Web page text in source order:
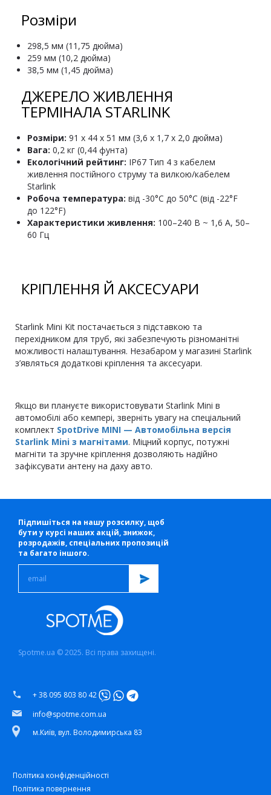
Розміри
298,5 мм (11,75 дюйма)
259 мм (10,2 дюйма)
38,5 мм (1,45 дюйма)
ДЖЕРЕЛО ЖИВЛЕННЯ
ТЕРМІНАЛА STARLINK
Розміри: 91 x 44 x 51 мм (3,6 x 1,7 x 2,0 дюйма)
Вага: 0,2 кг (0,44 фунта)
Екологічний рейтинг: IP67 Тип 4 з кабелем
живлення постійного струму та вилкою/кабелем
Starlink
Робоча температура: від -30°C до 50°C (від -22°F
до 122°F)
Характеристики живлення: 100–240 В ~ 1,6 А, 50–
60 Гц
КРІПЛЕННЯ Й АКСЕСУАРИ
Starlink Mini Kit постачається з підставкою та
перехідником для труб, які забезпечують різноманітні
можливості налаштування. Незабаром у магазині Starlink
з’являться додаткові кріплення та аксесуари.
Якщо ви плануєте використовувати Starlink Mini в
автомобілі або кемпері, зверніть увагу на спеціальний
комплект SpotDrive MINI — Автомобільна версія
Starlink Mini з магнітами. Міцний корпус, потужні
магніти та зручне кріплення дозволяють надійно
зафіксувати антену на даху авто.
Підпишіться на нашу розсилку, щоб
бути у курсі наших акцій, знижок,
розродажів, спеціальних пропозицій
та багато іншого.
Spotme.ua © 2025. Всі права захищені.
+ 38 095 803 80 42
info@spotme.com.ua
м.Київ, вул. Володимирська 83
Політика конфіденційності
Політика повернення